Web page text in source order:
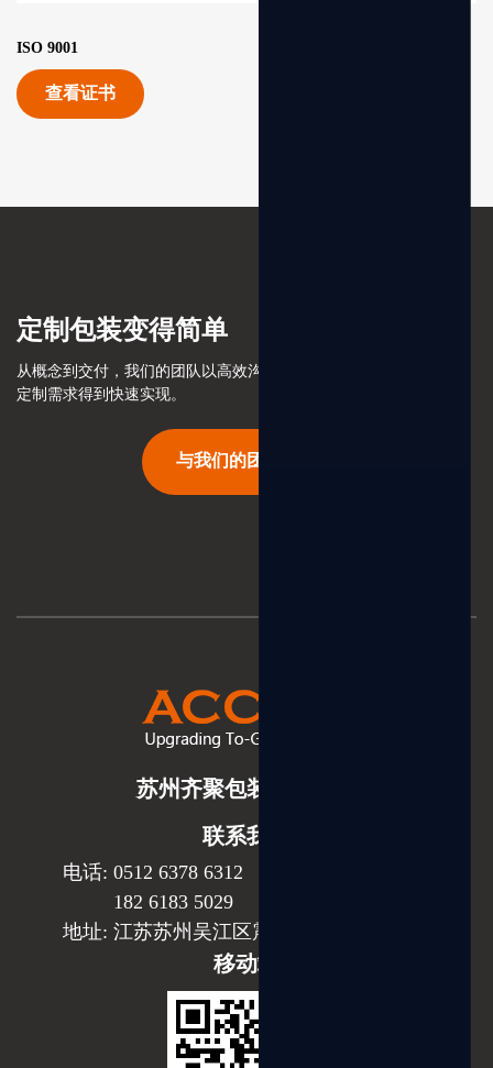
ISO 9001
查看证书
定制包装变得简单
从概念到交付，我们的团队以高效沟通和专业服务，确保您的包装
定制需求得到快速实现。
与我们的团队交谈
苏州齐聚包装有限公司
联系我们
电话: 0512 6378 6312
182 6183 5029
地址: 江苏苏州吴江区震泽镇朱家浜工业园
移动端